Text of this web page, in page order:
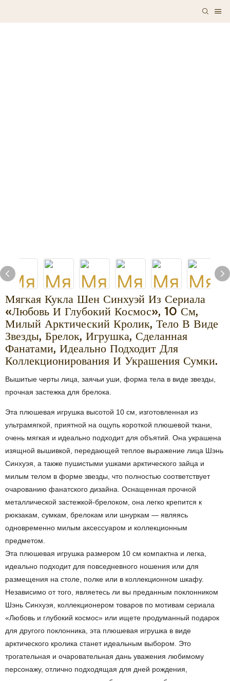
Мягкая Кукла Шен Синхуэй Из Сериала
«Любовь И Глубокий Космос», 10 См,
Милый Арктический Кролик, Тело В Виде
Звезды, Брелок, Игрушка, Сделанная
Фанатами, Идеально Подходит Для
Коллекционирования И Украшения Сумки.
Вышитые черты лица, заячьи уши, форма тела в виде звезды,
прочная застежка для брелока.
Эта плюшевая игрушка высотой 10 см, изготовленная из
ультрамягкой, приятной на ощупь короткой плюшевой ткани,
очень мягкая и идеально подходит для объятий. Она украшена
изящной вышивкой, передающей теплое выражение лица Шэнь
Синхуэя, а также пушистыми ушками арктического зайца и
милым телом в форме звезды, что полностью соответствует
очарованию фанатского дизайна. Оснащенная прочной
металлической застежкой-брелоком, она легко крепится к
рюкзакам, сумкам, брелокам или шнуркам — являясь
одновременно милым аксессуаром и коллекционным
предметом.
Эта плюшевая игрушка размером 10 см компактна и легка,
идеально подходит для повседневного ношения или для
размещения на столе, полке или в коллекционном шкафу.
Независимо от того, являетесь ли вы преданным поклонником
Шэнь Синхуэя, коллекционером товаров по мотивам сериала
«Любовь и глубокий космос» или ищете продуманный подарок
для другого поклонника, эта плюшевая игрушка в виде
арктического кролика станет идеальным выбором. Это
трогательная и очаровательная дань уважения любимому
персонажу, отлично подходящая для дней рождения,